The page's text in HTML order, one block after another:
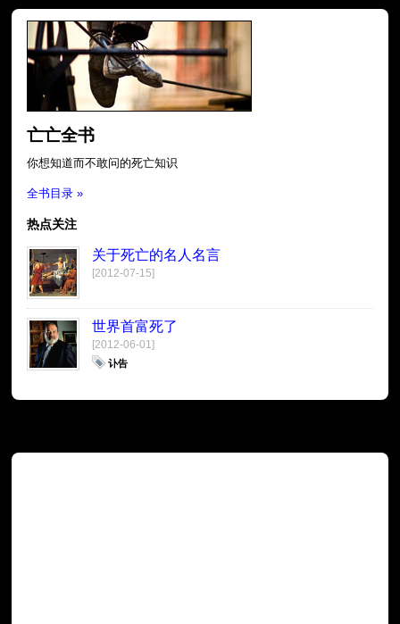
亡亡全书
你想知道而不敢问的死亡知识
全书目录 »
热点关注
关于死亡的名人名言
[2012-07-15]
世界首富死了
[2012-06-01]
讣告